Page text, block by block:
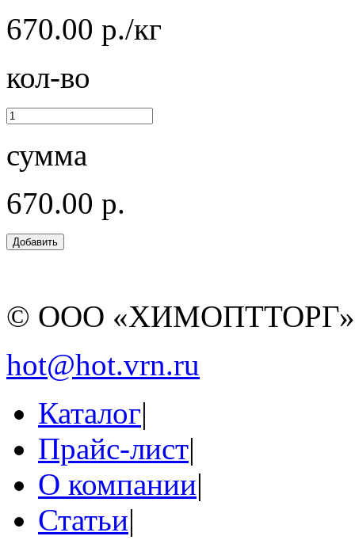
670.00 р./кг
кол-во
сумма
670.00 р.
© ООО
hot@hot.vrn.ru
Каталог|
Прайс-лист|
О компании|
Статьи|